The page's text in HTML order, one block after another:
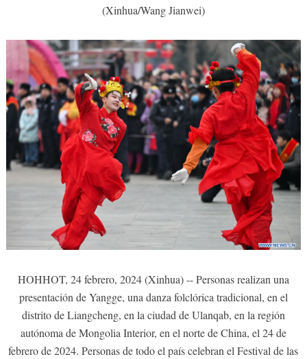
(Xinhua/Wang Jianwei)
HOHHOT, 24 febrero, 2024 (Xinhua) -- Personas realizan una
presentación de Yangge, una danza folclórica tradicional, en el
distrito de Liangcheng, en la ciudad de Ulanqab, en la región
autónoma de Mongolia Interior, en el norte de China, el 24 de
febrero de 2024. Personas de todo el país celebran el Festival de las